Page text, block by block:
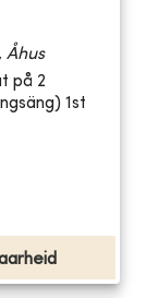
Åhus
på 2
1st